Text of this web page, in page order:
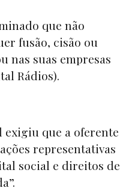
que não
fusão, cisão ou
nas suas empresas
Rádios).
exigiu que a oferente
representativas
social e direitos de